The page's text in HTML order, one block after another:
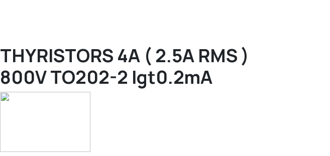
THYRISTORS 4A ( 2.5A RMS )
800V TO202-2 Igt0.2mA